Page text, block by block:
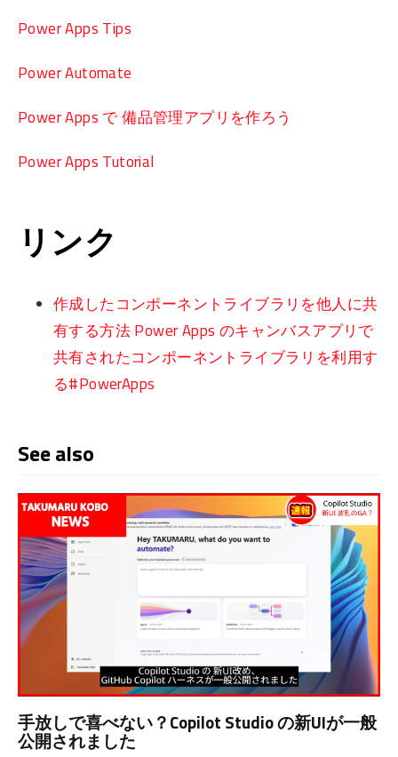
Power Apps Tips
Power Automate
Power Apps で 備品管理アプリを作ろう
Power Apps Tutorial
リンク
作成したコンポーネントライブラリを他人に共
有する方法 Power Apps のキャンバスアプリで
共有されたコンポーネントライブラリを利用す
る#PowerApps
See also
手放しで喜べない？Copilot Studio の新UIが一般
公開されました